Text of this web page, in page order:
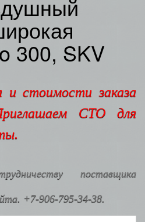
300, SKV
и стоимости заказа
СТО для
поставщика
+7-906-795-34-38.